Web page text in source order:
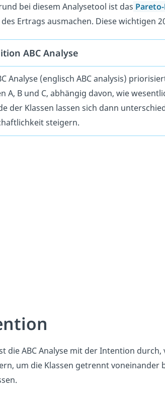
bei diesem Analysetool ist das
Ertrags ausmachen. Diese wichtigen
ABC Analyse
Analyse (englisch ABC analysis)
A, B und C, abhängig davon, wie
der Klassen lassen sich dann
steigern.
die ABC Analyse mit der Intention
um die Klassen getrennt